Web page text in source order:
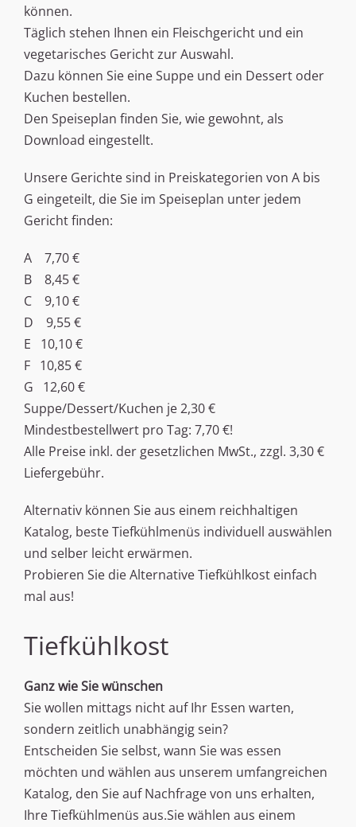
können.
Täglich stehen Ihnen ein Fleischgericht und ein
vegetarisches Gericht zur Auswahl.
Dazu können Sie eine Suppe und ein Dessert oder
Kuchen bestellen.
Den Speiseplan finden Sie, wie gewohnt, als
Download eingestellt.
Unsere Gerichte sind in Preiskategorien von A bis
G eingeteilt, die Sie im Speiseplan unter jedem
Gericht finden:
A 7,70 €
B 8,45 €
C 9,10 €
D 9,55 €
E 10,10 €
F 10,85 €
G 12,60 €
Suppe/Dessert/Kuchen je 2,30 €
Mindestbestellwert pro Tag: 7,70 €!
Alle Preise inkl. der gesetzlichen MwSt., zzgl. 3,30 €
Liefergebühr.
Alternativ können Sie aus einem reichhaltigen
Katalog, beste Tiefkühlmenüs individuell auswählen
und selber leicht erwärmen.
Probieren Sie die Alternative Tiefkühlkost einfach
mal aus!
Tiefkühlkost
Ganz wie Sie wünschen
Sie wollen mittags nicht auf Ihr Essen warten,
sondern zeitlich unabhängig sein?
Entscheiden Sie selbst, wann Sie was essen
möchten und wählen aus unserem umfangreichen
Katalog, den Sie auf Nachfrage von uns erhalten,
Ihre Tiefkühlmenüs aus.Sie wählen aus einem